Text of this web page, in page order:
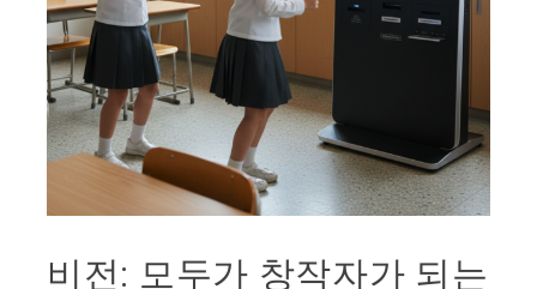
비전: 모두가 창작자가 되는